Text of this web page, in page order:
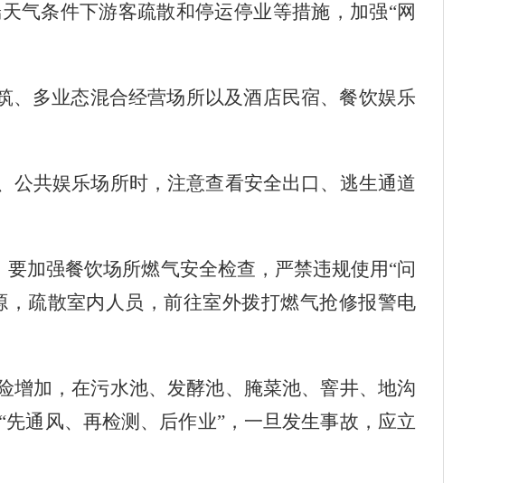
气条件下游客疏散和停运停业等措施，加强“网
、多业态混合经营场所以及酒店民宿、餐饮娱乐
公共娱乐场所时，注意查看安全出口、逃生通道
加强餐饮场所燃气安全检查，严禁违规使用“问
，疏散室内人员，前往室外拨打燃气抢修报警电
增加，在污水池、发酵池、腌菜池、窨井、地沟
通风、再检测、后作业”，一旦发生事故，应立